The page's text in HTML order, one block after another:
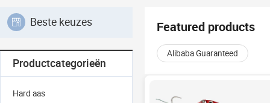
Beste keuzes
Productcategorieën
Hard aas
Featured products
Alibaba Guaranteed